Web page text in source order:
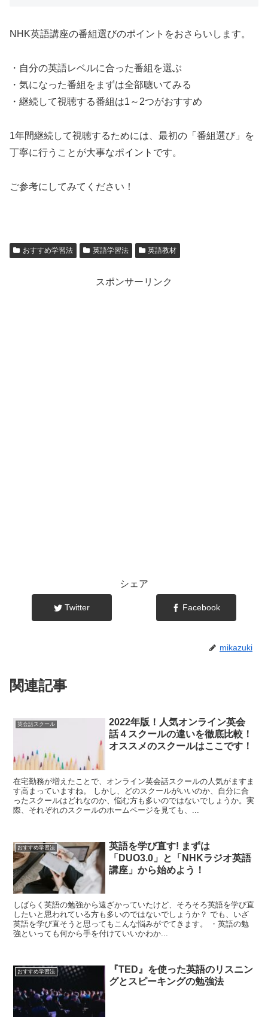
NHK英語講座の番組選びのポイントをおさらいします。
・自分の英語レベルに合った番組を選ぶ
・気になった番組をまずは全部聴いてみる
・継続して視聴する番組は1～2つがおすすめ
1年間継続して視聴するためには、最初の「番組選び」を
丁寧に行うことが大事なポイントです。
ご参考にしてみてください！
おすすめ学習法 英語学習法 英語教材
スポンサーリンク
シェア
Twitter Facebook
mikazuki
関連記事
英会話スクール
2022年版！人気オンライン英会
話４スクールの違いを徹底比較！
オススメのスクールはここです！
在宅勤務が増えたことで、オンライン英会話スクールの人気がますま
す高まっていますね。 しかし、どのスクールがいいのか、自分に合
ったスクールはどれなのか、悩む方も多いのではないでしょうか。実
際、それぞれのスクールのホームページを見ても、...
おすすめ学習法
英語を学び直す! まずは
「DUO3.0」と「NHKラジオ英語
講座」から始めよう！
しばらく英語の勉強から遠ざかっていたけど、そろそろ英語を学び直
したいと思われている方も多いのではないでしょうか？ でも、いざ
英語を学び直そうと思ってもこんな悩みがでてきます。 ・英語の勉
強といっても何から手を付けていいかわか...
おすすめ学習法
『TED』を使った英語のリスニン
グとスピーキングの勉強法